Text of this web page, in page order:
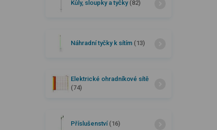
Kůly, sloupky a tyčky (82)
Náhradní tyčky k sítím (13)
Elektrické ohradníkové sítě
(74)
Příslušenství (16)